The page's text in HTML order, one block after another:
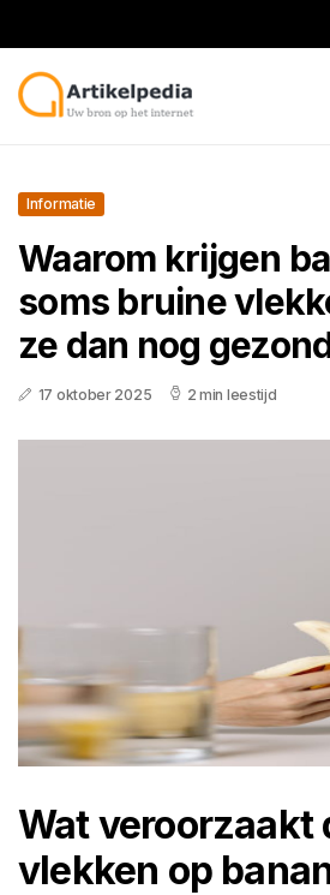
Informatie
Waarom krijgen
soms bruine
ze dan nog
17 oktober 2025 2 min leestijd
Wat veroorzaakt
vlekken op